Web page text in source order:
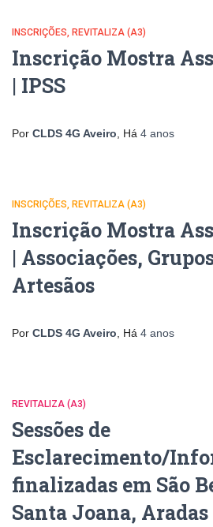
INSCRIÇÕES REVITALIZA (A3)
Inscrição Mostra
| IPSS
Por CLDS 4G Aveiro , Há 4 anos
INSCRIÇÕES REVITALIZA (A3)
Inscrição Mostra
| Associações,
Artesãos
Por CLDS 4G Aveiro , Há 4 anos
REVITALIZA (A3)
Sessões de
Esclarecimento/
finalizadas em São
Santa Joana,